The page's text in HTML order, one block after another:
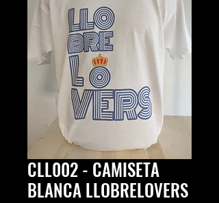
CLL002 - CAMISETA
BLANCA LLOBRELOVERS